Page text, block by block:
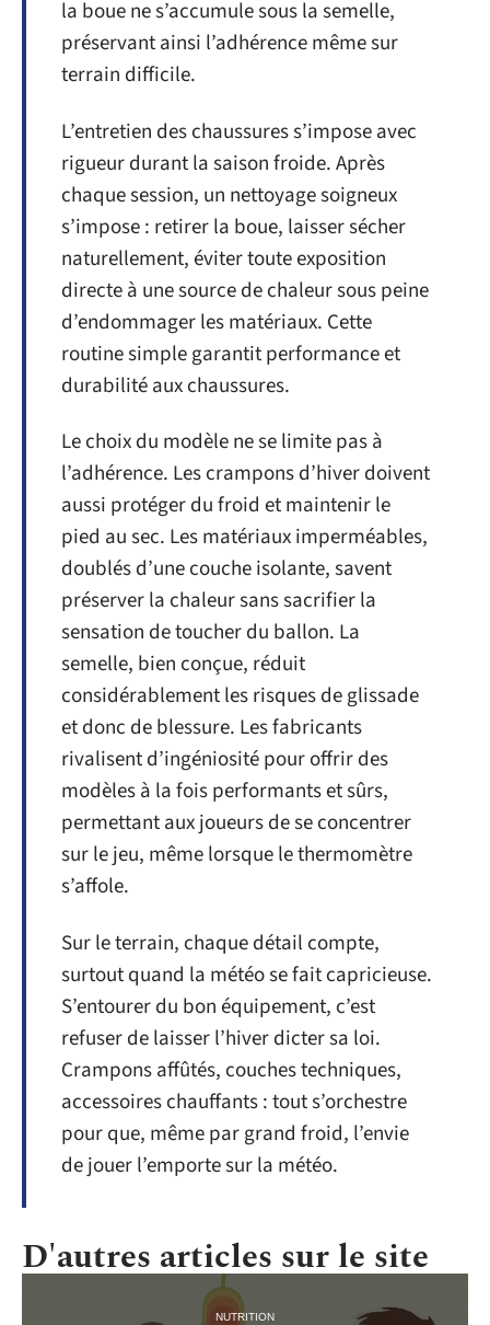
la boue ne s’accumule sous la semelle,
préservant ainsi l’adhérence même sur
terrain difficile.
L’entretien des chaussures s’impose avec
rigueur durant la saison froide. Après
chaque session, un nettoyage soigneux
s’impose : retirer la boue, laisser sécher
naturellement, éviter toute exposition
directe à une source de chaleur sous peine
d’endommager les matériaux. Cette
routine simple garantit performance et
durabilité aux chaussures.
Le choix du modèle ne se limite pas à
l’adhérence. Les crampons d’hiver doivent
aussi protéger du froid et maintenir le
pied au sec. Les matériaux imperméables,
doublés d’une couche isolante, savent
préserver la chaleur sans sacrifier la
sensation de toucher du ballon. La
semelle, bien conçue, réduit
considérablement les risques de glissade
et donc de blessure. Les fabricants
rivalisent d’ingéniosité pour offrir des
modèles à la fois performants et sûrs,
permettant aux joueurs de se concentrer
sur le jeu, même lorsque le thermomètre
s’affole.
Sur le terrain, chaque détail compte,
surtout quand la météo se fait capricieuse.
S’entourer du bon équipement, c’est
refuser de laisser l’hiver dicter sa loi.
Crampons affûtés, couches techniques,
accessoires chauffants : tout s’orchestre
pour que, même par grand froid, l’envie
de jouer l’emporte sur la météo.
D'autres articles sur le site
NUTRITION